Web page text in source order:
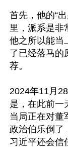
首先，他的“
里，派系是非
他之所以能当
了已经落马的
荐。
2024年11月
是，在此前一
当局正在对董
政治伯乐倒了
习近平还会信